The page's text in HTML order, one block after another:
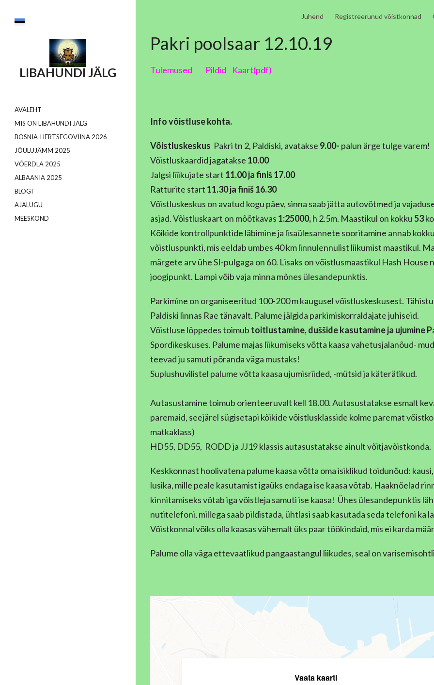
LIBAHUNDI JÄLG
AVALEHT
MIS ON LIBAHUNDI JÄLG
BOSNIA-HERTSEGOVIINA 2026
JÕULUJÄMM 2025
VÕERDLA 2025
ALBAANIA 2025
BLOGI
AJALUGU
MEESKOND
Juhend Registreerunud võistkonnad
Pakri poolsaar 12.10.19
Tulemused Pildid Kaart(pdf)
Info võistluse kohta.
Võistluskeskus Pakri tn 2, Paldiski, avatakse 9.00- palun ärge tulge varem!
Võistluskaardid jagatakse 10.00
Jalgsi liiikujate start 11.00 ja finiš 17.00
Ratturite start 11.30 ja finiš 16.30
Võistluskeskus on avatud kogu päev, sinna saab jätta autovõtmed ja
asjad. Võistluskaart on mõõtkavas 1:25000,h 2.5m. Maastikul on kokku53
Kõikide kontrollpunktide läbimine ja lisaülesannete sooritamine annab
võistluspunkti, mis eeldab umbes 40 km linnulennulist liikumist maastikul.
märgete arv ühe SI-pulgaga on 60. Lisaks on võistlusmaastikul Hash House
joogipunkt. Lampi võib vaja minna mõnes ülesandepunktis.
Parkimine on organiseeritud 100-200 m kaugusel võistluskeskusest.
Paldiski linnas Rae tänavalt. Palume jälgida parkimiskorraldajate juhiseid.
Võistluse lõppedes toimub toitlustamine, duššide kasutamine ja ujumine P
Spordikeskuses. Palume majas liikumiseks võtta kaasa vahetusjalanõud-
teevad ju samuti põranda väga mustaks!
Suplushuvilistel palume võtta kaasa ujumisriided, -mütsid ja käterätikud.
Autasustamine toimub orienteeruvalt kell 18.00. Autasustatakse esmalt
paremaid, seejärel sügisetapi kõikide võistlusklasside kolme paremat
matkaklass)
HD55, DD55, RODD ja JJ19 klassis autasustatakse ainult võitjavõistkonda.
Keskkonnast hoolivatena palume kaasa võtta oma isiklikud toidunõud:
lusika, mille peale kasutamist igaüks endaga ise kaasa võtab. Haaknõelad
kinnitamiseks võtab iga võistleja samuti ise kaasa! Ühes ülesandepunktis
nutitelefoni, millega saab pildistada, ühtlasi saab kasutada seda telefoni ka
Võistkonnal võiks olla kaasas vähemalt üks paar töökindaid, mis ei karda
Palume olla väga ettevaatlikud pangaastangul liikudes, seal on
Vaata kaarti